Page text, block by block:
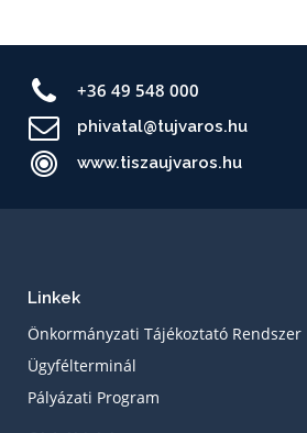
+36 49 548 000
phivatal@tujvaros.hu
www.tiszaujvaros.hu
Linkek
Önkormányzati Tájékoztató Rendszer
Ügyfélterminál
Pályázati Program